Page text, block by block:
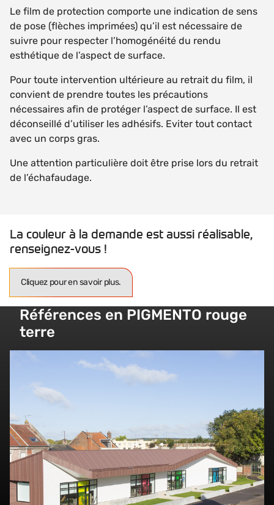
Le film de protection comporte une indication de sens
de pose (flèches imprimées) qu’il est nécessaire de
suivre pour respecter l’homogénéité du rendu
esthétique de l’aspect de surface.
Pour toute intervention ultérieure au retrait du film, il
convient de prendre toutes les précautions
nécessaires afin de protéger l’aspect de surface. Il est
déconseillé d’utiliser les adhésifs. Eviter tout contact
avec un corps gras.
Une attention particulière doit être prise lors du retrait
de l’échafaudage.
La couleur à la demande est aussi réalisable,
renseignez-vous !
Cliquez pour en savoir plus.
Références en PIGMENTO rouge
terre